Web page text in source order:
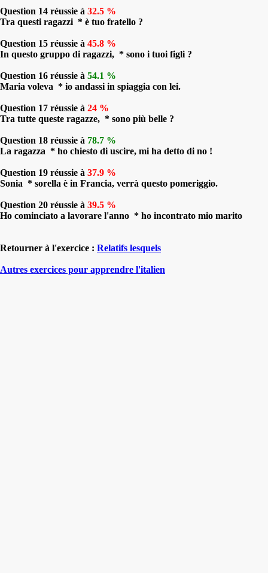
Question 14 réussie à 32.5 %
Tra questi ragazzi * è tuo fratello ?
Question 15 réussie à 45.8 %
In questo gruppo di ragazzi, * sono i tuoi figli ?
Question 16 réussie à 54.1 %
Maria voleva * io andassi in spiaggia con lei.
Question 17 réussie à 24 %
Tra tutte queste ragazze, * sono più belle ?
Question 18 réussie à 78.7 %
La ragazza * ho chiesto di uscire, mi ha detto di no !
Question 19 réussie à 37.9 %
Sonia * sorella è in Francia, verrà questo pomeriggio.
Question 20 réussie à 39.5 %
Ho cominciato a lavorare l'anno * ho incontrato mio marito
Retourner à l'exercice : Relatifs lesquels
Autres exercices pour apprendre l'italien